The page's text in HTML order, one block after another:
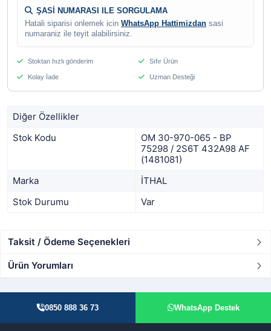
ŞASİ NUMARASI ILE SORGULAMA
Hatali siparisi onlemek icin WhatsApp Hattimizdan sasi
numaraniz ile teyit alabilirsiniz.
Stoktan hızlı gönderim Sıfır Ürün
Kolay İade Uzman Desteği
Diğer Özellikler
Stok Kodu
OM 30-970-065 - BP
75298 / 2S6T 432A98 AF
(1481081)
Marka
İTHAL
Stok Durumu
Var
Taksit / Ödeme Seçenekleri
Ürün Yorumları
0850 888 36 73 WhatsApp Destek